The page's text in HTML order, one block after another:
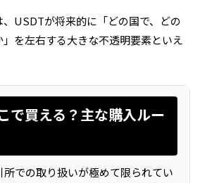
USDTが将来的に「どの国で、どの
を左右する大きな不透明要素といえ
で買える？主な購入ルー
での取り扱いが極めて限られてい